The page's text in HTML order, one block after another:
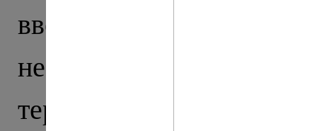
вверх, в горы) и,
неспокойных. Тут
террористической